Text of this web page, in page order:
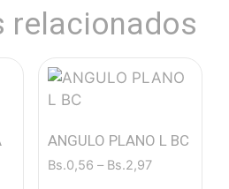
relacionados
ANGULO PLANO L BC
Bs.0,56 – Bs.2,97